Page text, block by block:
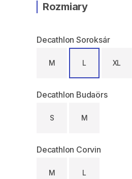
Rozmiary
Decathlon Soroksár
M L XL
Decathlon Budaörs
S M
Decathlon Corvin
M L